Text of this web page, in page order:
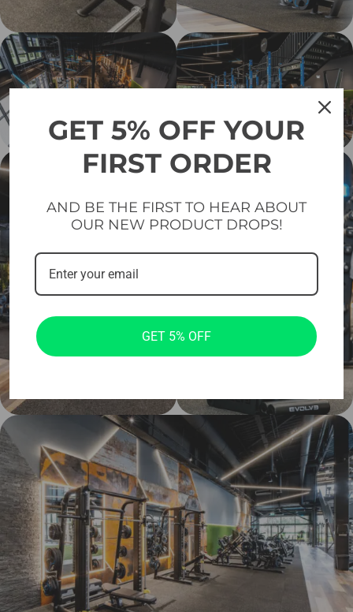
GET 5% OFF YOUR
FIRST ORDER
AND BE THE FIRST TO HEAR ABOUT
OUR NEW PRODUCT DROPS!
GET 5% OFF